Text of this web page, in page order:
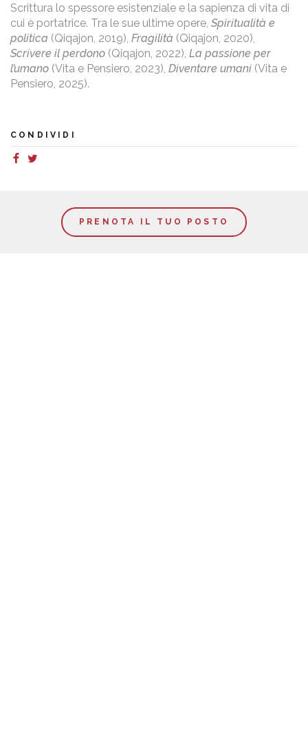
Scrittura lo spessore esistenziale e la sapienza di vita di
cui è portatrice. Tra le sue ultime opere, Spiritualità e
politica (Qiqajon, 2019), Fragilità (Qiqajon, 2020),
Scrivere il perdono (Qiqajon, 2022), La passione per
l’umano (Vita e Pensiero, 2023), Diventare umani (Vita e
Pensiero, 2025).
CONDIVIDI
PRENOTA IL TUO POSTO